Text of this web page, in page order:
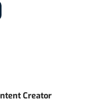
Creator